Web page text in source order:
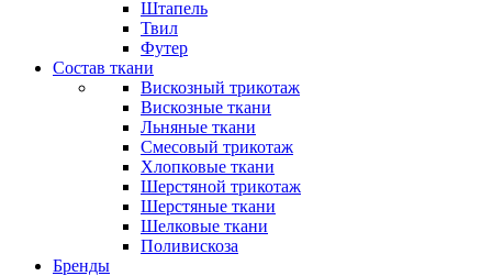
Штапель
Твил
Футер
Состав ткани
Вискозный трикотаж
Вискозные ткани
Льняные ткани
Смесовый трикотаж
Хлопковые ткани
Шерстяной трикотаж
Шерстяные ткани
Шелковые ткани
Поливискоза
Бренды